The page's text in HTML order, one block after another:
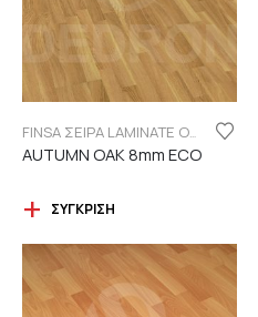
FINSA ΣΕΙΡΑ LAMINATE ORIGINAL "ECO LABEL"
AUTUMN OAK 8mm ECO
ΣΎΓΚΡΙΣΗ